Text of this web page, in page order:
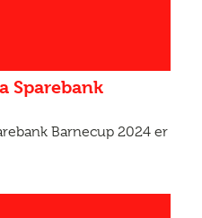
Sparebank
Barnecup 2024 er